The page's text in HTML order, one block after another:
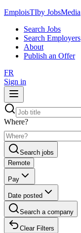
EmploisTIby JobsMedia
Search Jobs
Search Employers
About
Publish an Offer
FR
Sign in
Where?
Search jobs
Remote
Pay
Date posted
Search a company
Clear Filters